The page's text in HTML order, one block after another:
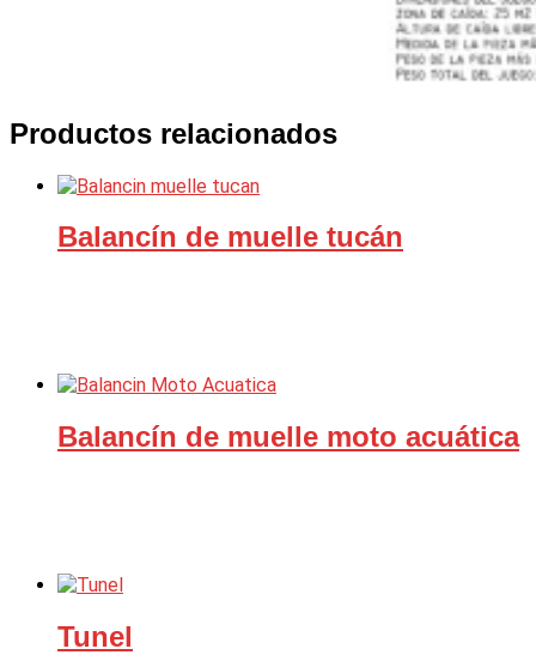
Productos relacionados
Balancín de muelle tucán
Balancín de muelle moto acuática
Tunel